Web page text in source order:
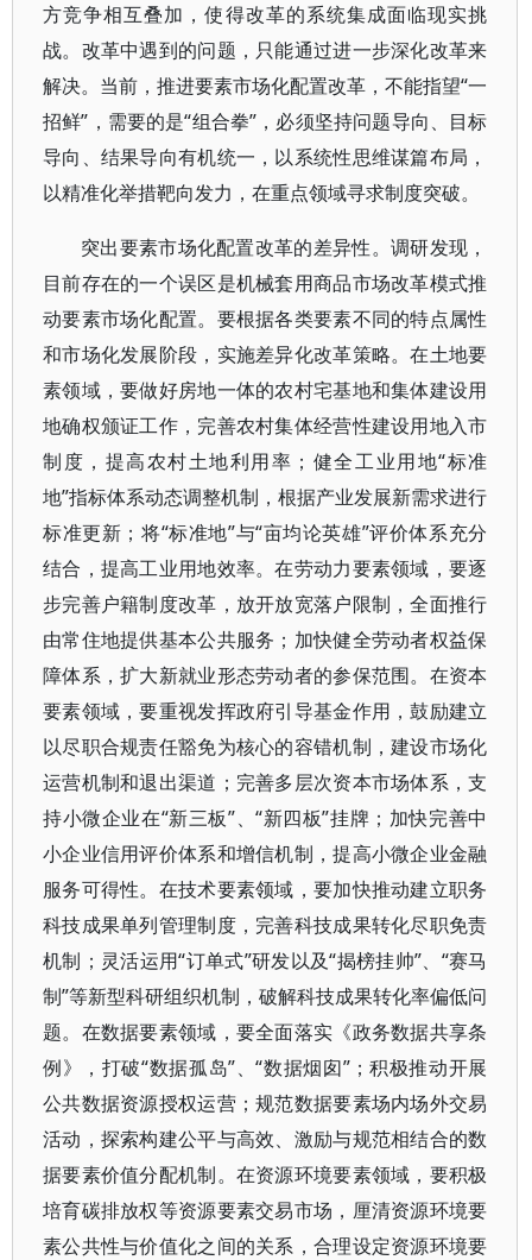
方竞争相互叠加，使得改革的系统集成面临现实挑
战。改革中遇到的问题，只能通过进一步深化改革来
解决。当前，推进要素市场化配置改革，不能指望“一
招鲜”，需要的是“组合拳”，必须坚持问题导向、目标
导向、结果导向有机统一，以系统性思维谋篇布局，
以精准化举措靶向发力，在重点领域寻求制度突破。
突出要素市场化配置改革的差异性。调研发现，
目前存在的一个误区是机械套用商品市场改革模式推
动要素市场化配置。要根据各类要素不同的特点属性
和市场化发展阶段，实施差异化改革策略。在土地要
素领域，要做好房地一体的农村宅基地和集体建设用
地确权颁证工作，完善农村集体经营性建设用地入市
制度，提高农村土地利用率；健全工业用地“标准
地”指标体系动态调整机制，根据产业发展新需求进行
标准更新；将“标准地”与“亩均论英雄”评价体系充分
结合，提高工业用地效率。在劳动力要素领域，要逐
步完善户籍制度改革，放开放宽落户限制，全面推行
由常住地提供基本公共服务；加快健全劳动者权益保
障体系，扩大新就业形态劳动者的参保范围。在资本
要素领域，要重视发挥政府引导基金作用，鼓励建立
以尽职合规责任豁免为核心的容错机制，建设市场化
运营机制和退出渠道；完善多层次资本市场体系，支
持小微企业在“新三板”、“新四板”挂牌；加快完善中
小企业信用评价体系和增信机制，提高小微企业金融
服务可得性。在技术要素领域，要加快推动建立职务
科技成果单列管理制度，完善科技成果转化尽职免责
机制；灵活运用“订单式”研发以及“揭榜挂帅”、“赛马
制”等新型科研组织机制，破解科技成果转化率偏低问
题。在数据要素领域，要全面落实《政务数据共享条
例》，打破“数据孤岛”、“数据烟囱”；积极推动开展
公共数据资源授权运营；规范数据要素场内场外交易
活动，探索构建公平与高效、激励与规范相结合的数
据要素价值分配机制。在资源环境要素领域，要积极
培育碳排放权等资源要素交易市场，厘清资源环境要
素公共性与价值化之间的关系，合理设定资源环境要